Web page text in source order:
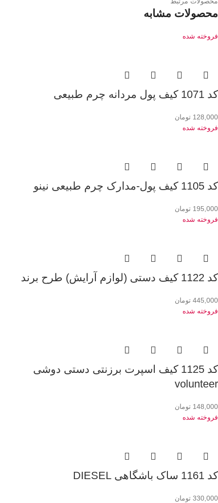
محصولات مشابه
فروخته شده
کد 1071 کیف پول مردانه چرم طبیعی
128,000 تومان
فروخته شده
کد 1105 کیف پول-مدارک چرم طبیعی نینو
195,000 تومان
فروخته شده
کد 1122 کیف دستی (لوازم آرایش) طرح برند
445,000 تومان
فروخته شده
کد 1125 کیف اسپرت برزنتی دستی دوشی
volunteer
148,000 تومان
فروخته شده
کد 1161 ساک باشگاهی DIESEL
330,000 تومان